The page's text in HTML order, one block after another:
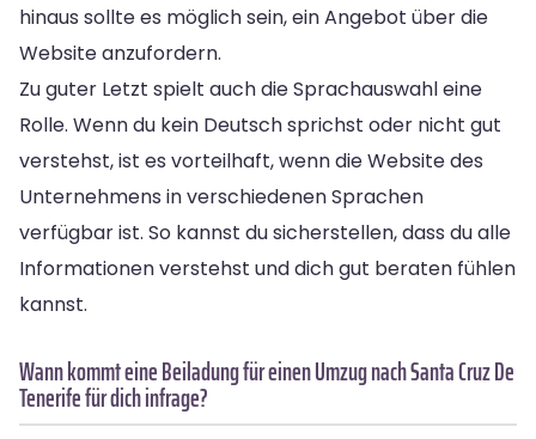
hinaus sollte es möglich sein, ein Angebot über die
Website anzufordern.
Zu guter Letzt spielt auch die Sprachauswahl eine
Rolle. Wenn du kein Deutsch sprichst oder nicht gut
verstehst, ist es vorteilhaft, wenn die Website des
Unternehmens in verschiedenen Sprachen
verfügbar ist. So kannst du sicherstellen, dass du alle
Informationen verstehst und dich gut beraten fühlen
kannst.
Wann kommt eine Beiladung für einen Umzug nach Santa Cruz De
Tenerife für dich infrage?